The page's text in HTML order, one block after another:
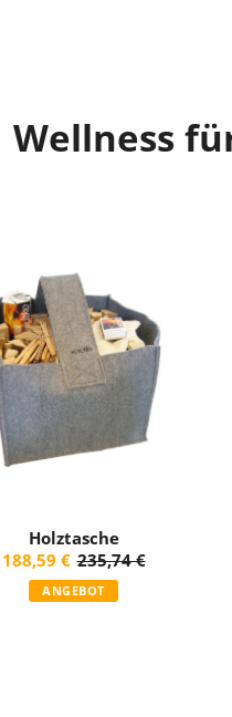
Wellness
Holztasche
ANGEBOT